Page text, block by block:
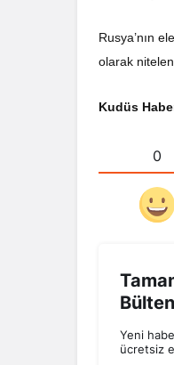
Rusya’nın
olarak
Kudüs
0
Yeni
ücretsiz